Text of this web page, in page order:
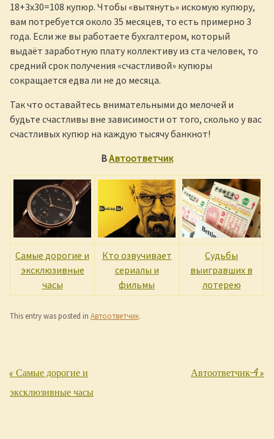
18+3х30=108 купюр. Чтобы «вытянуть» искомую купюру,
вам потребуется около 35 месяцев, то есть примерно 3
года. Если же вы работаете бухгалтером, который
выдаёт заработную плату коллективу из ста человек, то
средний срок получения «счастливой» купюры
сокращается едва ли не до месяца.
Так что оставайтесь внимательными до мелочей и
будьте счастливы вне зависимости от того, сколько у вас
счастливых купюр на каждую тысячу банкнот!
ВАвтоответчик
Самые дорогие и
эксклюзивные
часы
Кто озвучивает
сериалы и
фильмы
Судьбы
выигравших в
лотерею
This entry was posted in Автоответчик.
Post navigation
«Самые дорогие и
эксклюзивные часы
Автоответчик-4»